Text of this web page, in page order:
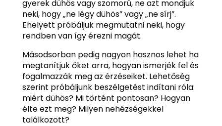
gyerek dühös vagy szomorú, ne azt mondjuk
neki, hogy „ne légy dühös” vagy „ne sírj”.
Ehelyett próbáljuk megmutatni neki, hogy
rendben van így érezni magát.
Másodsorban pedig nagyon hasznos lehet ha
megtanítjuk őket arra, hogyan ismerjék fel és
fogalmazzák meg az érzéseiket. Lehetőség
szerint próbáljunk beszélgetést indítani róla:
miért dühös? Mi történt pontosan? Hogyan
élte ezt meg? Milyen nehézségekkel
találkozott?